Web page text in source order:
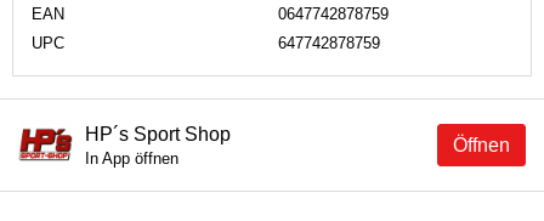
EAN
0647742878759
UPC
647742878759
Öffnen
HP´s Sport Shop
In App öffnen